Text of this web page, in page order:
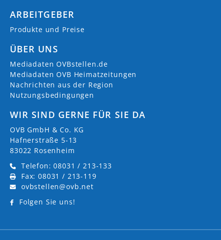
ARBEITGEBER
Produkte und Preise
ÜBER UNS
Mediadaten OVBstellen.de
Mediadaten OVB Heimatzeitungen
Nachrichten aus der Region
Nutzungsbedingungen
WIR SIND GERNE FÜR SIE DA
OVB GmbH & Co. KG
Hafnerstraße 5-13
83022 Rosenheim
Telefon: 08031 / 213-133
Fax: 08031 / 213-119
ovbstellen@ovb.net
Folgen Sie uns!